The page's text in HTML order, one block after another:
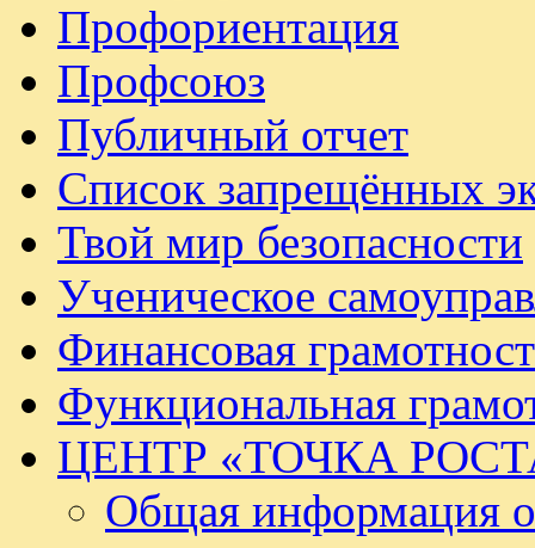
Профориентация
Профсоюз
Публичный отчет
Список запрещённых
Твой мир безопасности
Ученическое
Финансовая
Функциональная
ЦЕНТР «ТОЧКА
Общая информация о